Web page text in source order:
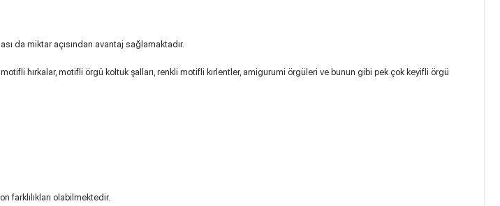
da miktar açısından avantaj sağlamaktadır.
hırkalar, motifli örgü koltuk şalları, renkli motifli kırlentler, amigurumi örgüleri ve bunun gibi pek çok keyifli örgü
farklılıkları olabilmektedir.